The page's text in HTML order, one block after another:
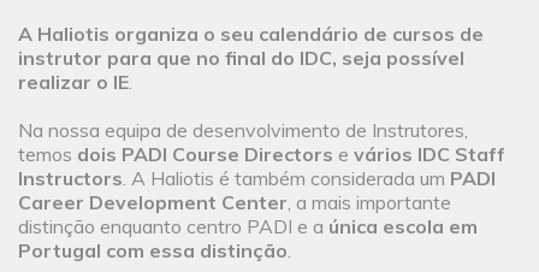
A Haliotis organiza o seu calendário de cursos de
instrutor para que no final do IDC, seja possível
realizar o IE.
Na nossa equipa de desenvolvimento de Instrutores,
temos dois PADI Course Directors e vários IDC Staff
Instructors. A Haliotis é também considerada um PADI
Career Development Center, a mais importante
distinção enquanto centro PADI e a única escola em
Portugal com essa distinção.